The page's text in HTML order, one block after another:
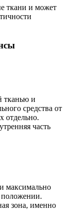
ткани и может
тканью и
средства от
отдельно.
часть
максимально
положении.
зона, именно